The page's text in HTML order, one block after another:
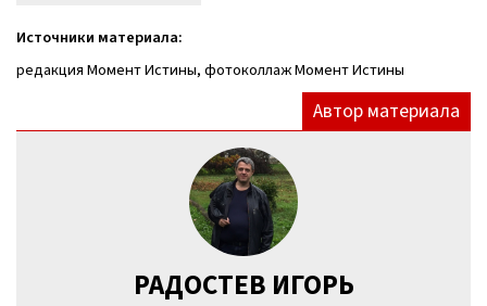
Источники материала:
редакция Момент Истины, фотоколлаж Момент Истины
Автор материала
РАДОСТЕВ ИГОРЬ